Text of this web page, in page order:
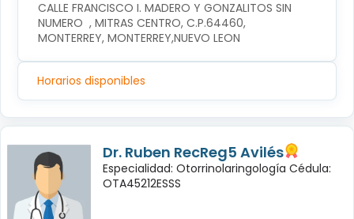
CALLE FRANCISCO I. MADERO Y GONZALITOS SIN
NUMERO  , MITRAS CENTRO, C.P.64460,
MONTERREY, MONTERREY,NUEVO LEON
Horarios disponibles
Dr. Ruben RecReg5 Avilés
Especialidad: Otorrinolaringología Cédula:
OTA45212ESSS